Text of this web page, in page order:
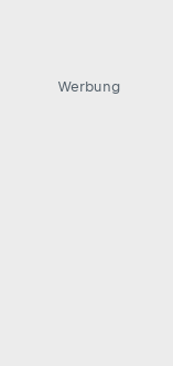
Werbung